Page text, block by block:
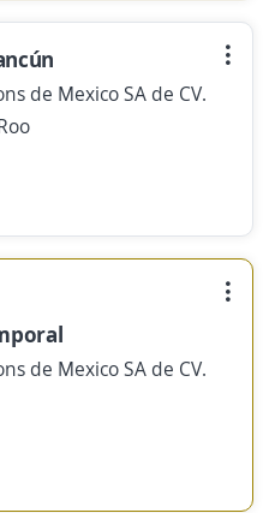
de Mexico SA de CV.
de Mexico SA de CV.